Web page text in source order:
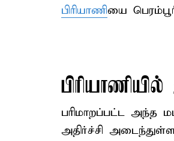
பிரியாணியை
பரிமாறப்பட்ட அந்த
அதிர்ச்சி